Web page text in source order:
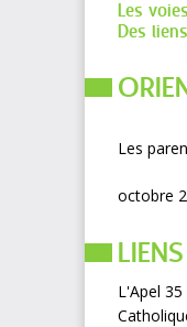
Les
Des
Les
octobre
L'Apel